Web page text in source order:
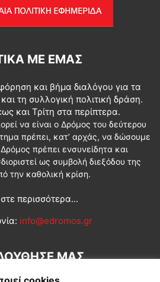
ΜΕ ΕΜΆΣ
και βήμα διαλόγου για τα
τη συλλογική πολιτική δράση.
και Τρίτη στα περίπτερα.
να είναι ο Δρόμος του δεύτερου
πρέπει, κατ’ αρχάς, να δώσουμε
πρέπει ενσυνείδητα και
ως συμβολή διεξόδου της
την καθολική κρίση.
περισσότερα...
info@edromos.gr
ΜΑΣ